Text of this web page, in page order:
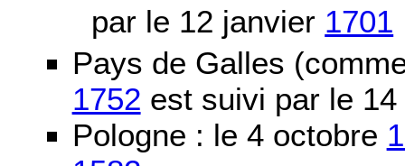
par le 12 janvier 1701
Pays de Galles
1752 est suivi par le
Pologne : le 4 octobre